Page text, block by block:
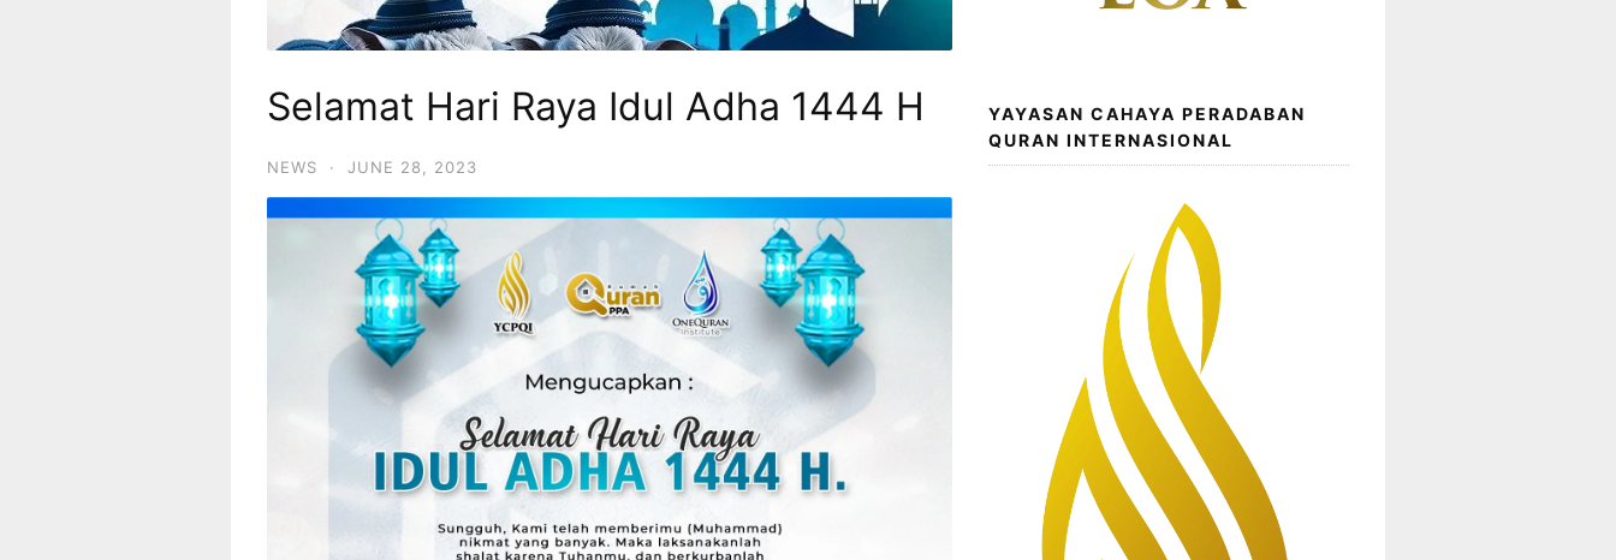
Selamat Hari Raya Idul Adha 1444 H
NEWS · JUNE 28, 2023
YAYASAN CAHAYA PERADABAN
QURAN INTERNASIONAL